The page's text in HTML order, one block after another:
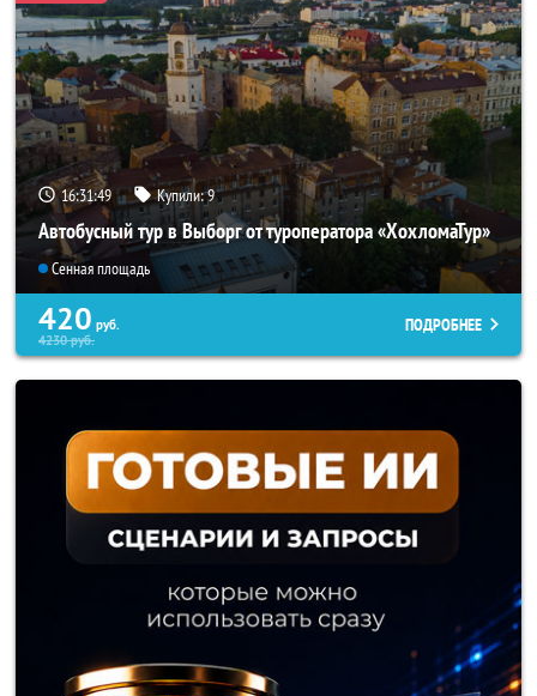
16:31:45 Купили:9
Автобусный тур в Выборг от туроператора «ХохломаТур»
Сенная площадь
420 руб.
4230руб.
ПОДРОБНЕЕ